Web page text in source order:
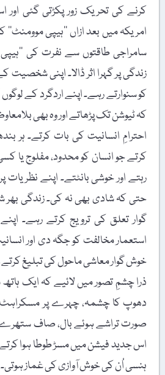
کرنے کی تحریک زور پکڑتی گئی
امریکہ میں بعد ازاں ’’ہیپی موومنٹ‘‘
سامراجی طاقتوں سے نفرت کی
زندگی پر گہرا اثر ڈالا۔ اپنی
کو سنوارتے رہے۔ اپنے اردگرد کے
کہ ٹیوشن تک پڑھاتے اور وہ بھی
احترامِ انسانیت کی بات کرتے۔ ہر
کرتے جو انسان کو محدود، مفلوج یا
رہتے اور خوشی بانٹتے۔ اپنے نظریات
حتی کہ شادی بھی نہ کی۔ زندگی
گوار تعلق کی ترویج کرتے رہے۔
استعمار مخالفت کو جگہ دی اور
خوش گوار معاشی ماحول کی تبلیغ
ذرا چشمِ تصور میں لائیے کہ ایک
دھوپ کا چشمہ، چہرے پر مسکراہٹ،
صورت تراشے ہوئے بال، صاف
اس جدید فیشن میں مسڑ طوطا ہوا
ہنسی اُن کی خوش آوازی کی غماز ہوتی۔